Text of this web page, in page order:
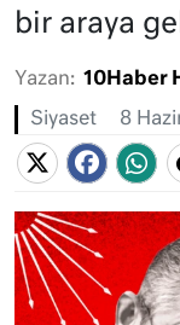
bir araya
Yazan: 10Haber
Siyaset 8